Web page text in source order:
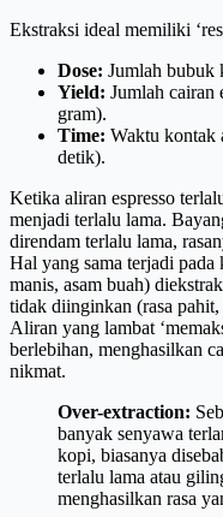
Ekstraksi ideal memiliki
Dose: Jumlah bubuk
Yield: Jumlah cairan
gram).
Time: Waktu kontak
detik).
Ketika aliran espresso
menjadi terlalu lama.
direndam terlalu lama,
Hal yang sama terjadi pada
manis, asam buah)
tidak diinginkan (rasa
Aliran yang lambat
berlebihan, menghasilkan
nikmat.
Over-extraction:
banyak senyawa
kopi, biasanya
terlalu lama atau
menghasilkan rasa